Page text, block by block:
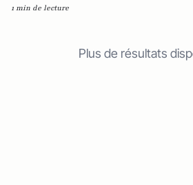
1 min de lecture
Plus de résultats